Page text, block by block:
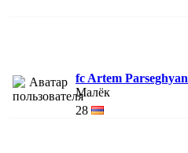
fc Artem Parseghyan
Малёк
28